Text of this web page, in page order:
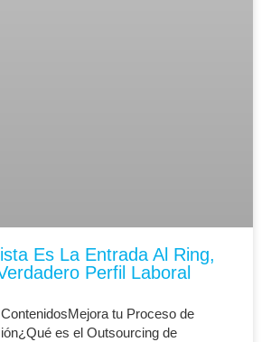
Es La Entrada Al Ring,
Perfil Laboral
tu Proceso de
es el Outsourcing de